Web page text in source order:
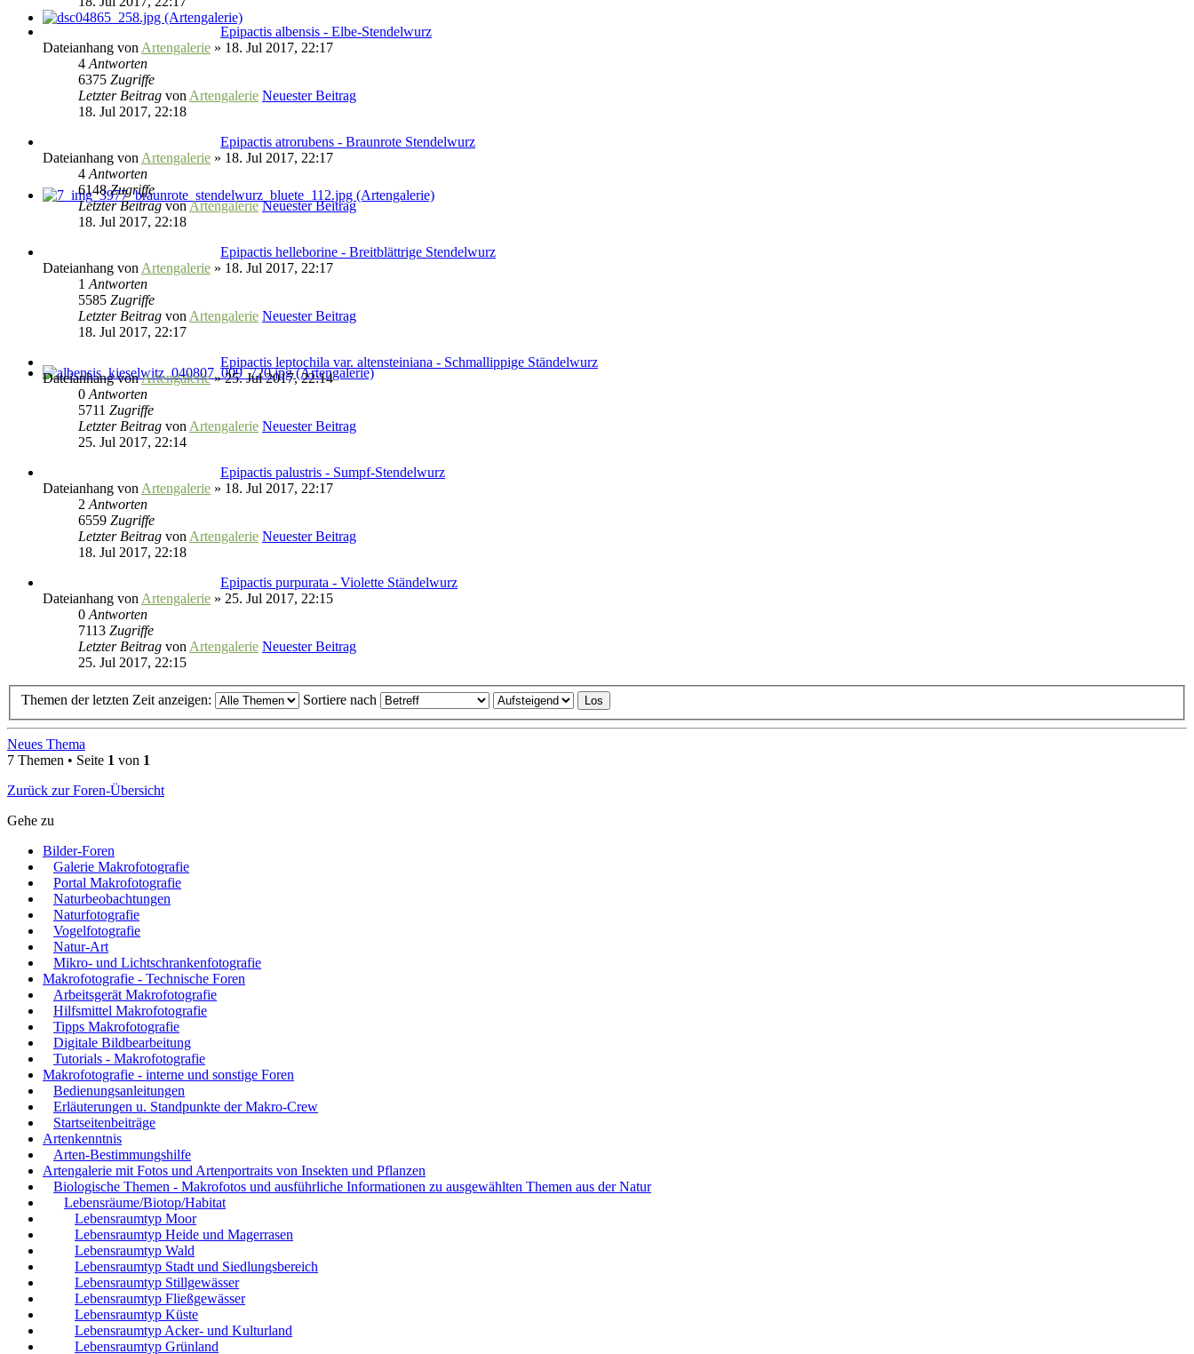
Epipactis albensis - Elbe-Stendelwurz
Dateianhang von Artengalerie » 18. Jul 2017, 22:17
4 Antworten
6375 Zugriffe
Letzter Beitrag von Artengalerie Neuester Beitrag
18. Jul 2017, 22:18
Epipactis atrorubens - Braunrote Stendelwurz
Dateianhang von Artengalerie » 18. Jul 2017, 22:17
4 Antworten
6148Zugriffe
Letzter BeitragvonArtengalerie Neuester Beitrag
18. Jul 2017, 22:18
Epipactis helleborine - Breitblättrige Stendelwurz
Dateianhang von Artengalerie » 18. Jul 2017, 22:17
1 Antworten
5585 Zugriffe
Letzter Beitrag von Artengalerie Neuester Beitrag
18. Jul 2017, 22:17
Epipactis leptochila var. altensteiniana - Schmallippige Ständelwurz
DateianhangvonArtengalerie» 25. Jul 2017, 22:14
0 Antworten
5711 Zugriffe
Letzter Beitrag von Artengalerie Neuester Beitrag
25. Jul 2017, 22:14
Epipactis palustris - Sumpf-Stendelwurz
Dateianhang von Artengalerie » 18. Jul 2017, 22:17
2 Antworten
6559 Zugriffe
Letzter Beitrag von Artengalerie Neuester Beitrag
18. Jul 2017, 22:18
Epipactis purpurata - Violette Ständelwurz
Dateianhang von Artengalerie » 25. Jul 2017, 22:15
0 Antworten
7113 Zugriffe
Letzter Beitrag von Artengalerie Neuester Beitrag
25. Jul 2017, 22:15
Themen der letzten Zeit anzeigen: Sortiere nach
Neues Thema
7 Themen • Seite 1 von 1
Zurück zur Foren-Übersicht
Gehe zu
Bilder-Foren
Galerie Makrofotografie
Portal Makrofotografie
Naturbeobachtungen
Naturfotografie
Vogelfotografie
Natur-Art
Mikro- und Lichtschrankenfotografie
Makrofotografie - Technische Foren
Arbeitsgerät Makrofotografie
Hilfsmittel Makrofotografie
Tipps Makrofotografie
Digitale Bildbearbeitung
Tutorials - Makrofotografie
Makrofotografie - interne und sonstige Foren
Bedienungsanleitungen
Erläuterungen u. Standpunkte der Makro-Crew
Startseitenbeiträge
Artenkenntnis
Arten-Bestimmungshilfe
Artengalerie mit Fotos und Artenportraits von Insekten und Pflanzen
Biologische Themen - Makrofotos und ausführliche Informationen zu ausgewählten Themen aus der Natur
Lebensräume/Biotop/Habitat
Lebensraumtyp Moor
Lebensraumtyp Heide und Magerrasen
Lebensraumtyp Wald
Lebensraumtyp Stadt und Siedlungsbereich
Lebensraumtyp Stillgewässer
Lebensraumtyp Fließgewässer
Lebensraumtyp Küste
Lebensraumtyp Acker- und Kulturland
Lebensraumtyp Grünland